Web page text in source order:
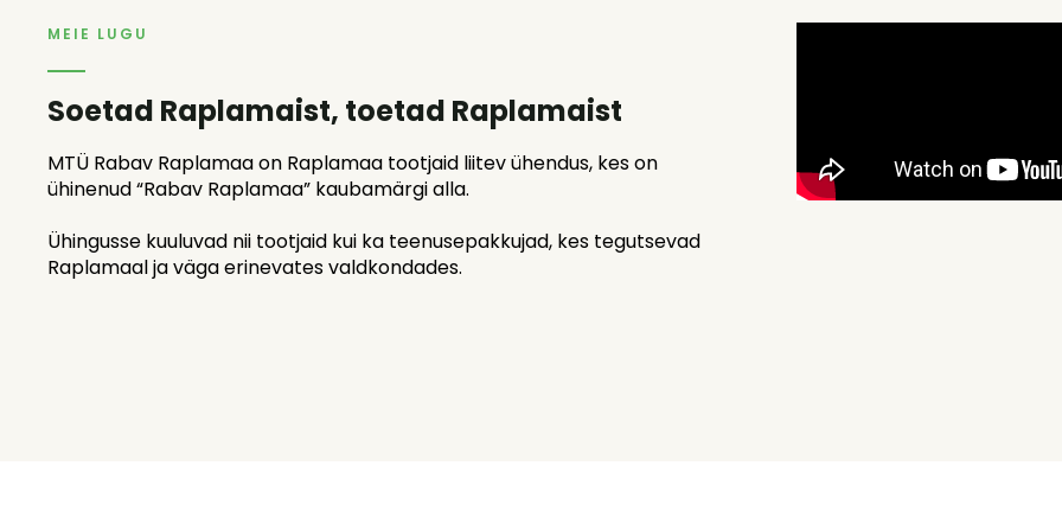
MEIE LUGU
Soetad Raplamaist, toetad Raplamaist
MTÜ Rabav Raplamaa on Raplamaa tootjaid liitev ühendus, kes on
ühinenud “Rabav Raplamaa” kaubamärgi alla.
Ühingusse kuuluvad nii tootjaid kui ka teenusepakkujad, kes tegutsevad
Raplamaal ja väga erinevates valdkondades.